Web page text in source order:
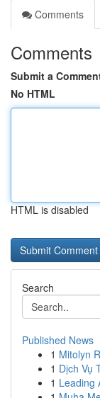
Comments
Comments
Submit a
No HTML
HTML is disabled
Search
Published News
1 Mitolyn
1 Dịch Vụ
1 Leading